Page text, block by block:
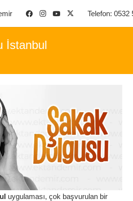
Telefon: 0532
İstanbul
uygulaması, çok başvurulan bir